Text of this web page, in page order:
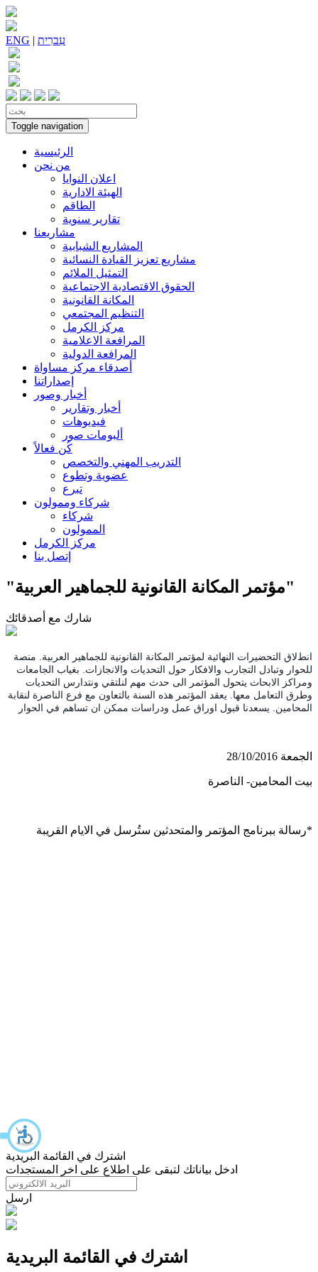
ENG | עִברִית
Toggle navigation
الرئيسية
من نحن
اعلان النوايا
الهيئة الادارية
الطاقم
تقارير سنوية
مشاريعنا
المشاريع الشبابية
مشاريع تعزيز القيادة النسائية
التمثيل الملائم
الحقوق الاقتصادية الاجتماعية
المكانة القانونية
التنظيم المجتمعي
مركز الكرمل
المرافعة الاعلامية
المرافعة الدولية
أصدقاء مركز مساواة
إصداراتنا
أخبار وصور
أخبار وتقارير
فيديوهات
ألبومات صور
كُن فعالاً
التدريب المهني والتخصص
عضوية وتطوع
تبرع
شركاء وممولون
شركاء
الممولون
مركز الكرمل
إتصل بنا
"مؤتمر المكانة القانونية للجماهير العربية"
شارك مع أصدقائك
انطﻻق التحضيرات النهائية لمؤتمر المكانة القانونية للجماهير العربية. منصة
للحوار وتبادل التجارب واﻻفكار حول التحديات واﻻنجازات. بغياب الجامعات
ومراكز اﻻبحاث يتحول المؤتمر الى حدث مهم لنلتقي ونتدارس التحديات
وطرق التعامل معها. يعقد المؤتمر هذه السنة بالتعاون مع فرع الناصرة لنقابة
المحامين. يسعدنا قبول اوراق عمل ودراسات ممكن ان تساهم في الحوار
الجمعة 28/10/2016
بيت المحامين- الناصرة
*رسالة ببرنامج المؤتمر والمتحدثين ستُرسل في الايام القريبة
اشترك في القائمة البريدية
ادخل بياناتك لتبقى على اطلاع على اخر المستجدات
ارسل
اشترك في القائمة البريدية